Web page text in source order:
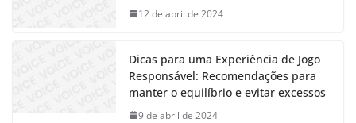
12 de abril de 2024
Dicas para uma Experiência de Jogo
Responsável: Recomendações para
manter o equilíbrio e evitar excessos
9 de abril de 2024